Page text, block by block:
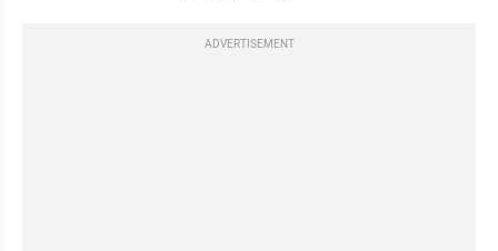
ADVERTISEMENT